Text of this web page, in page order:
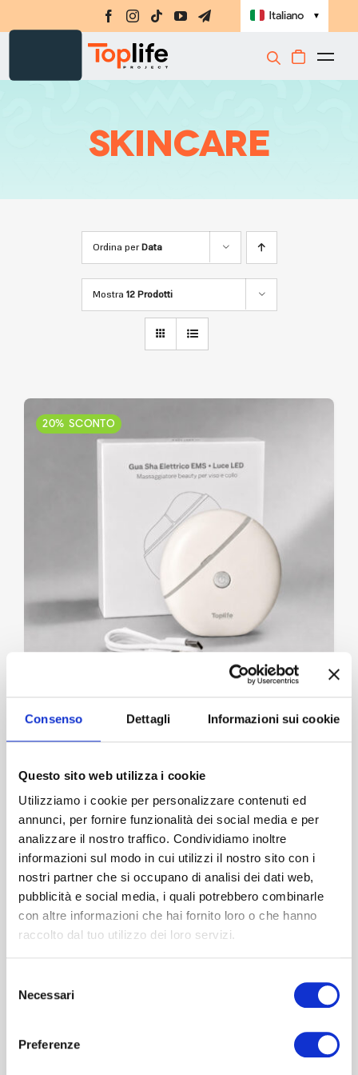
Consenso Dettagli Informazioni sui cookie
Questo sito web utilizza i cookie
Utilizziamo i cookie per personalizzare contenuti ed
annunci, per fornire funzionalità dei social media e per
analizzare il nostro traffico. Condividiamo inoltre
informazioni sul modo in cui utilizzi il nostro sito con i
nostri partner che si occupano di analisi dei dati web,
pubblicità e social media, i quali potrebbero combinarle
con altre informazioni che hai fornito loro o che hanno
raccolto dal tuo utilizzo dei loro servizi.
delNecessari
Preferenze
al
Italiano ▼
Skincare
Ordina perData
Mostra 12 Prodotti
20% SCONTO
dispos...
€69,00 IVA Inclusa € 55,20 IVA Inclusa
- + Aggiungi al carrello